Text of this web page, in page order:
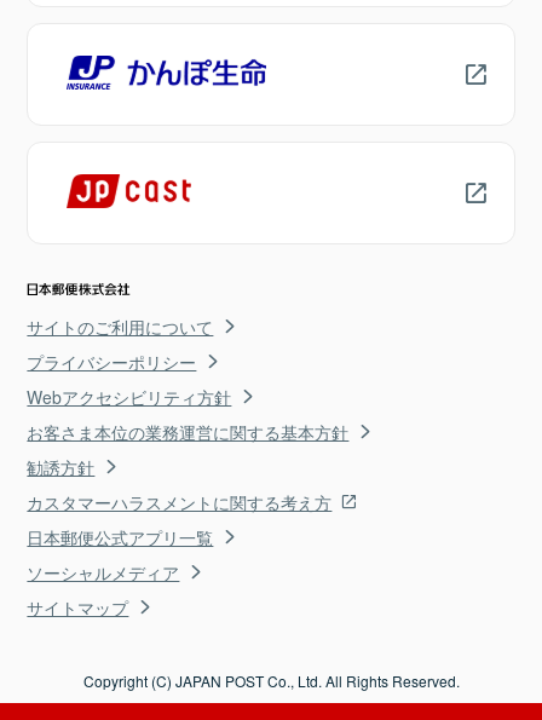
サイトのご利用について
プライバシーポリシー
Webアクセシビリティ方針
お客さま本位の業務運営に関する基本方針
勧誘方針
カスタマーハラスメントに関する考え方
日本郵便公式アプリ一覧
ソーシャルメディア
サイトマップ
Copyright (C) JAPAN POST Co., Ltd. All Rights Reserved.